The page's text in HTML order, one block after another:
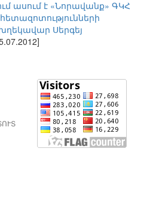
ասում է «Նորավանք» ԳԿՀ
Սերգեյ